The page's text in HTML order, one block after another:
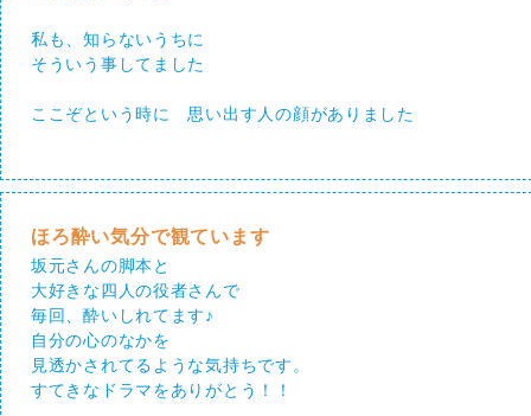
私も、知らないうちに
そういう事してました
ここぞという時に 思い出す人の顔がありました
ほろ酔い気分で観ています
坂元さんの脚本と
大好きな四人の役者さんで
毎回、酔いしれてます♪
自分の心のなかを
見透かされてるような気持ちです。
すてきなドラマをありがとう！！